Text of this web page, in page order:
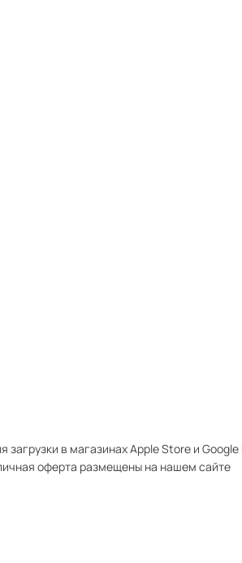
в магазинах Apple Store и Google
оферта размещены на нашем сайте